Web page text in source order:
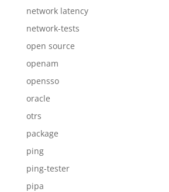
network latency
network-tests
open source
openam
opensso
oracle
otrs
package
ping
ping-tester
pipa